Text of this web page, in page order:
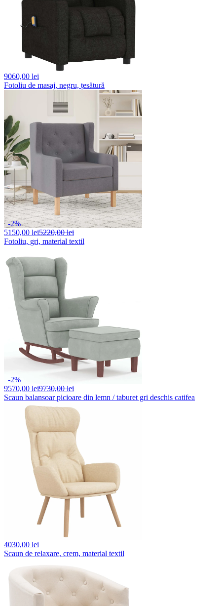
9060,00 lei
Fotoliu de masaj, negru, țesătură
-2%
5150,00 lei5220,00 lei
Fotoliu, gri, material textil
-2%
9570,00 lei9730,00 lei
Scaun balansoar picioare din lemn / taburet gri deschis catifea
4030,00 lei
Scaun de relaxare, crem, material textil